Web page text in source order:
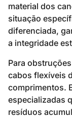
material dos
situação
diferenciada,
a integridade
Para
cabos flexíveis
comprimentos.
especializadas
resíduos